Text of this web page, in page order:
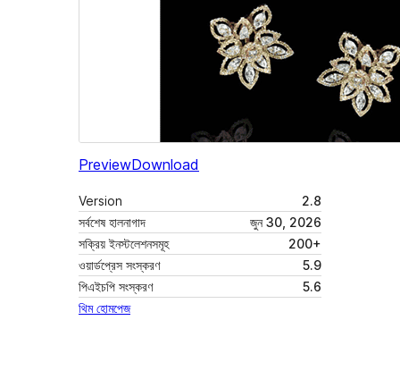
PreviewDownload
Version
2.8
সর্বশেষ হালনাগাদ
জুন 30, 2026
সক্রিয় ইনস্টলেশনসমূহ
200+
ওয়ার্ডপ্রেস সংস্করণ
5.9
পিএইচপি সংস্করণ
5.6
থিম হোমপেজ